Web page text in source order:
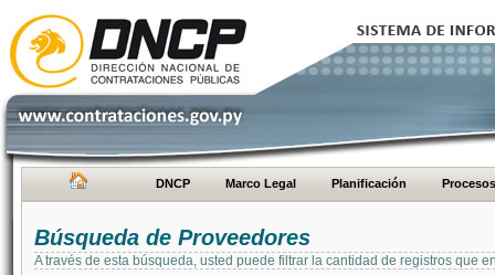
DNCP Marco Legal Planificación Procesos
Búsqueda de Proveedores
A través de esta búsqueda, usted puede filtrar la cantidad de registros que